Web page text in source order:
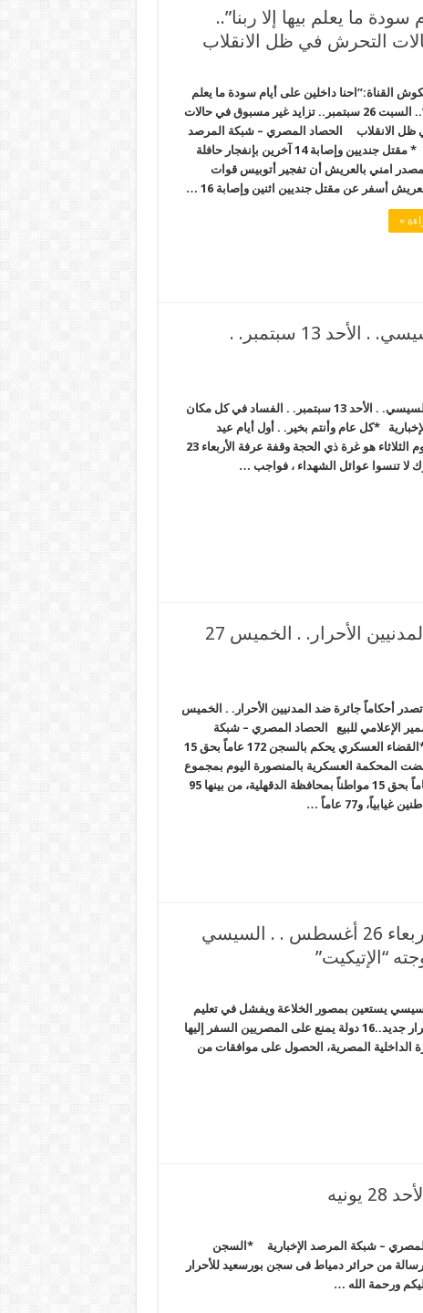
ما يعلم بيها إلا ربنا”..
القناة:”احنا داخلين على أيام سودة ما يعلم
بيها إلا ربنا”.. السبت 26 سبتمبر.. تزايد غير مسبوق في حالات
ظل الانقلاب الحصاد المصري – شبكة المرصد
الإخبارية * مقتل جنديين وإصابة 14 آخرين بإنفجار حافلة
مصدر امني بالعريش أن تفجير أتوبيس قوات
أسفر عن مقتل جنديين اثنين وإصابة 16 …
»
تصاعد الصراعات للسيطرة على برلمان السيسي. . الأحد 13 سبتمبر. .
تصاعد الصراعات للسيطرة على برلمان السيسي. . الأحد 13 سبتمبر. . الفساد في كل مكان
*كل عام وأنتم بخير. . أول أيام عيد
الأضحى يوم الخميس 24 سبتمبر 2015م يوم الثلاثاء هو غرة ذي الحجة وقفة عرفة الأربعاء 23
لا تنسوا عوائل الشهداء ، فواجب …
المحاكم العسكرية تصدر أحكاماً جائرة ضد المدنيين الأحرار. . الخميس 27
أحكاماً جائرة ضد المدنيين الأحرار. . الخميس
الإعلامي للبيع الحصاد المصري – شبكة
المرصد الإخبارية *القضاء العسكري يحكم بالسجن 172 عاماً بحق 15
قضت المحكمة العسكرية بالمنصورة اليوم بمجموع
أحكام حبس 172 عاماً بحق 15 مواطناً بمحافظة الدقهلية، من بينها 95
و77 عاماً …
انتشار ظاهرة الانتحار في ظل الانقلاب. . الأربعاء 26 أغسطس . . السيسي
“الإتيكيت”
ظل الانقلاب. . الأربعاء 26 أغسطس . . السيسي يستعين بمصور الخلاعة ويفشل في تعليم
زوجته “الإتيكيت” الحصاد المصري – شبكة المرصد الإخبارية *قرار جديد..16 دولة يمنع على المصريين السفر إليها
الداخلية المصرية، الحصول على موافقات من
الانقلاب. . الأحد 28 يونيه الحصاد المصري – شبكة المرصد الإخبارية *السجن
في مصر *رسالة من حرائر دمياط فى سجن بورسعيد للأحرار
ورحمة الله …